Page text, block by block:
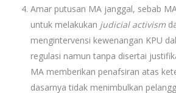
Amar putusan MA janggal, sebab
untuk melakukan judicial activism
mengintervensi kewenangan KPU
regulasi namun tanpa disertai
MA memberikan penafsiran atas
dasarnya tidak menimbulkan